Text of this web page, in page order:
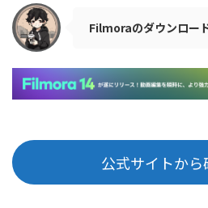
Filmoraのダウンロー
公式サイトから